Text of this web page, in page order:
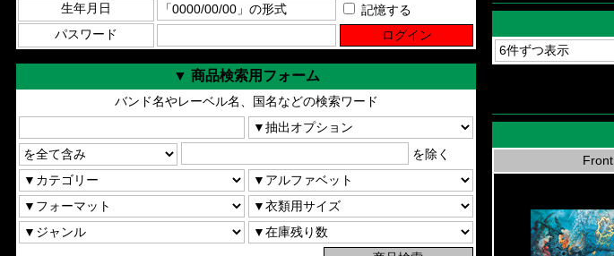
生年月日
記憶する
パスワード
▼ 商品検索用フォーム
バンド名やレーベル名、国名などの検索ワード
を除く Front